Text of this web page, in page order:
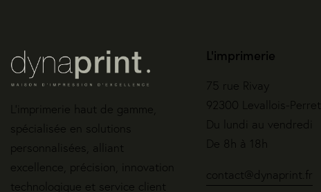
L’imprimerie haut de gamme,
spécialisée en solutions
personnalisées, alliant
excellence, précision, innovation
technologique et service client
L'imprimerie
75 rue Rivay
92300 Levallois-Perret
Du lundi au vendredi
De 8h à 18h
contact@dynaprint.fr